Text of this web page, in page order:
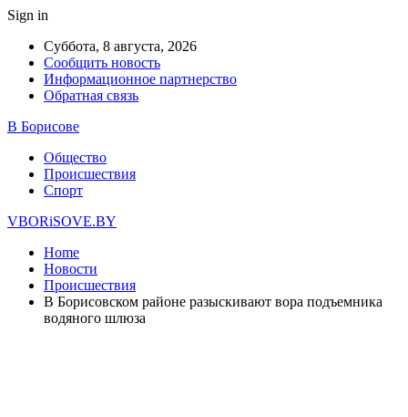
Sign in
Суббота, 8 августа, 2026
Сообщить новость
Информационное партнерство
Обратная связь
В Борисове
Общество
Происшествия
Спорт
VBORiSOVE.BY
Home
Новости
Происшествия
В Борисовском районе разыскивают вора подъемника
водяного шлюза